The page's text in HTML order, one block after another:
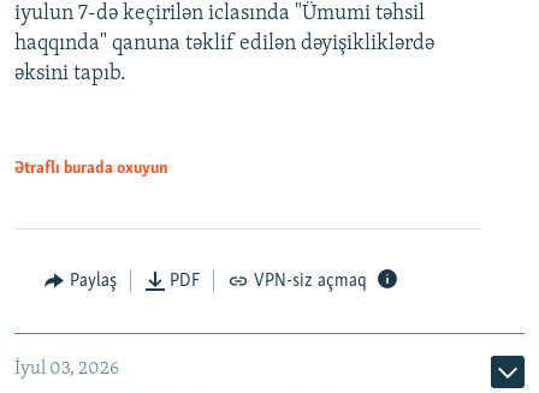
Auto 240p 360p 480p
720p 1080p
720p
iyulun 7-də keçirilən iclasında "Ümumi təhsil
haqqında" qanuna təklif edilən dəyişikliklərdə
əksini tapıb.
Ətraflı burada oxuyun
Paylaş PDF VPN-siz açmaq
İyul 03, 2026